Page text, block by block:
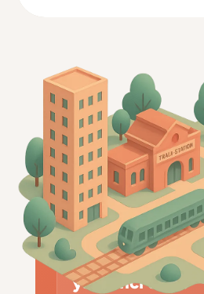
ÖĞRENCILER NE DIYOR
Web siteniz
İspanyolcadan
yardımcı oldu.